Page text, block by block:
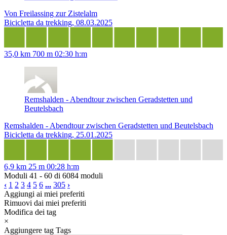
Von Freilassing zur Zistelalm
Bicicletta da trekking, 08.03.2025
35,0 km 700 m 02:30 h:m
Remshalden - Abendtour zwischen Geradstetten und
Beutelsbach
Remshalden - Abendtour zwischen Geradstetten und Beutelsbach
Bicicletta da trekking, 25.01.2025
6,9 km 25 m 00:28 h:m
Moduli 41 - 60 di 6084 moduli
‹ 1 2 3 4 5 6 ... 305 ›
Aggiungi ai miei preferiti
Rimuovi dai miei preferiti
Modifica dei tag
×
Aggiungere tag Tags